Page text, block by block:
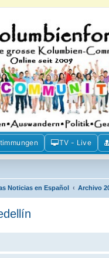
der Freunde
und Venezuela. Austausch,
TV - Live
Noticias en Español Archivo